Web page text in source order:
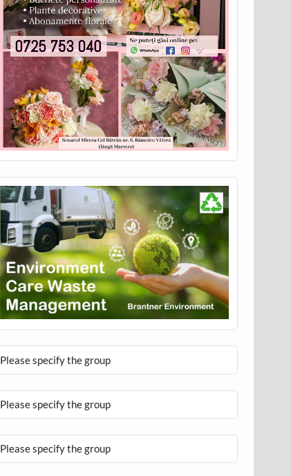
Please specify the group
Please specify the group
Please specify the group